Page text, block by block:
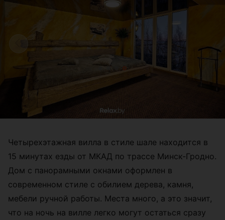
Четырехэтажная вилла в стиле шале находится в
15 минутах езды от МКАД по трассе Минск-Гродно.
Дом с панорамными окнами оформлен в
современном стиле с обилием дерева, камня,
мебели ручной работы. Места много, а это значит,
что на ночь на вилле легко могут остаться сразу